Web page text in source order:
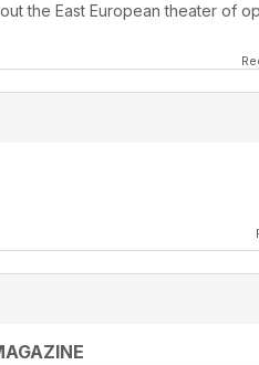
the East European theater of